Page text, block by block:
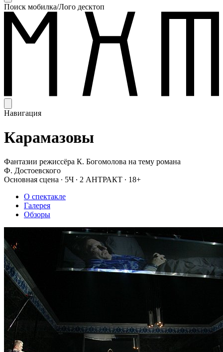
Поиск мобилка/Лого десктоп
Навигация
Карамазовы
Фантазии режиссёра К. Богомолова на тему романа
Ф. Достоевского
Основная сцена ∙ 5Ч ∙ 2 АНТРАКТ ∙ 18+
О спектакле
Галерея
Обзоры